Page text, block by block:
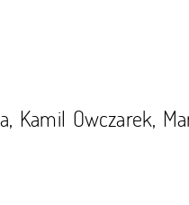
Kamil Owczarek,